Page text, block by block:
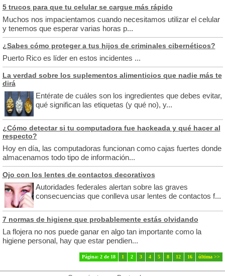
5 trucos para que tu celular se cargue más rápido
Muchos nos impacientamos cuando necesitamos utilizar el celular
y tenemos que esperar varias horas p...
¿Sabes cómo proteger a tus hijos de criminales cibernéticos?
Puerto Rico es líder en estos incidentes ...
La verdad sobre los suplementos alimenticios que nadie más te
dirá
Entérate de cuáles son los ingredientes que debes evitar,
qué significan las etiquetas (y qué no), y...
¿Cómo detectar si tu computadora fue hackeada y qué hacer al
respecto?
Hoy en día, las computadoras funcionan como cajas fuertes donde
almacenamos todo tipo de información...
Ojo con los lentes de contactos decorativos
Autoridades federales alertan sobre las graves
consecuencias que conlleva usar lentes de contactos f...
7 normas de higiene que probablemente estás olvidando
La flojera no nos puede ganar en algo tan importante como la
higiene personal, hay que estar pendien...
Página: 2 de 18 1 2 3 4 5 8 12 16 última >>